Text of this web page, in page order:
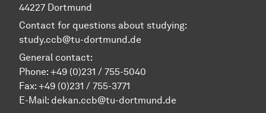
44227 Dortmund
Contact for questions about studying:
study.ccb@tu-dortmund.de
General contact:
Phone: +49 (0)231 / 755-5040
Fax: +49 (0)231 / 755-3771
E-Mail: dekan.ccb@tu-dortmund.de